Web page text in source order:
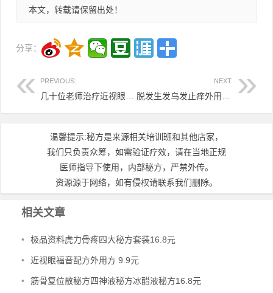
本文，转载请保留出处！
分享：
PREVIOUS: NEXT:
温馨提示:秘方是来源相关培训班和其他店家，
我们只负责众筹，如需验证疗效，请在当地正规
医师指导下使用，内部秘方，严禁外传。
资源源于网络，如有侵权请联系我们删除。
相关文章
• 极品资料虎力骨疼四大秘方套装16.8元
• 近视眼福音配方外用方 9.9元
• 筋骨复位散秘方四神液秘方冰醋液秘方16.8元